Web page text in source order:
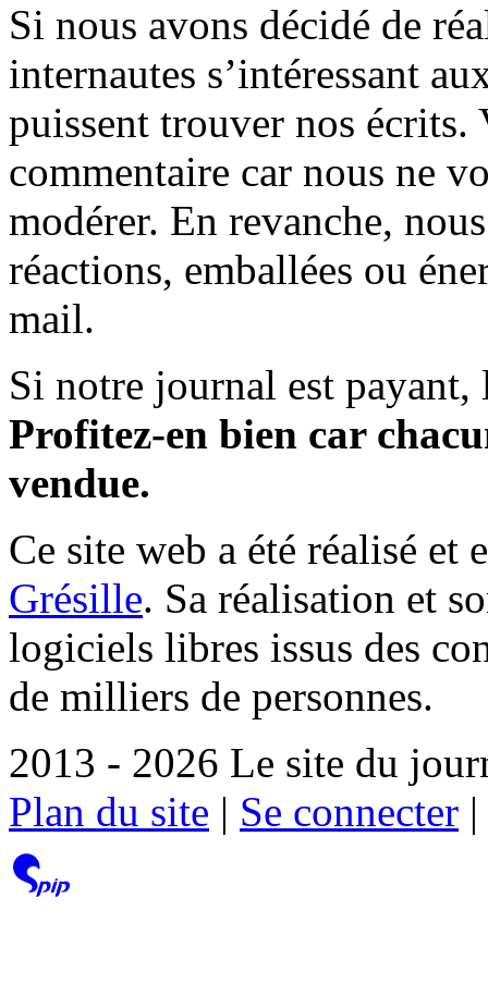
Si nous avons décidé de
internautes s’intéressant
puissent trouver nos écrits.
commentaire car nous ne
modérer. En revanche,
réactions, emballées ou
mail.
Si notre journal est payant,
Profitez-en bien car
vendue.
Ce site web a été réalisé et
Grésille. Sa réalisation et
logiciels libres issus des
de milliers de personnes.
2013 - 2026 Le site du
Plan du site | Se connecter |